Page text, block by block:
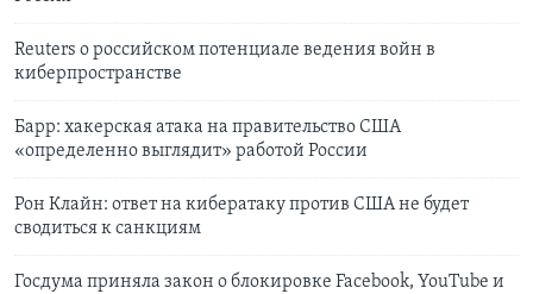
Reuters о российском потенциале ведения войн в
киберпространстве
Барр: хакерская атака на правительство США
«определенно выглядит» работой России
Рон Клайн: ответ на кибератаку против США не будет
сводиться к санкциям
Госдума приняла закон о блокировке Facebook, YouTube и